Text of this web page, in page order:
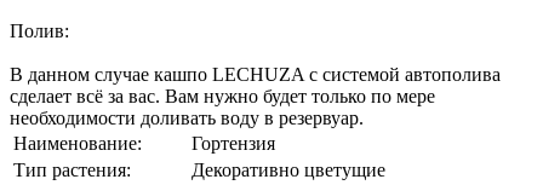
Полив:
В данном случае кашпо LECHUZA с системой автополива
сделает всё за вас. Вам нужно будет только по мере
необходимости доливать воду в резервуар.
Наименование:
Гортензия
Тип растения:
Декоративно цветущие